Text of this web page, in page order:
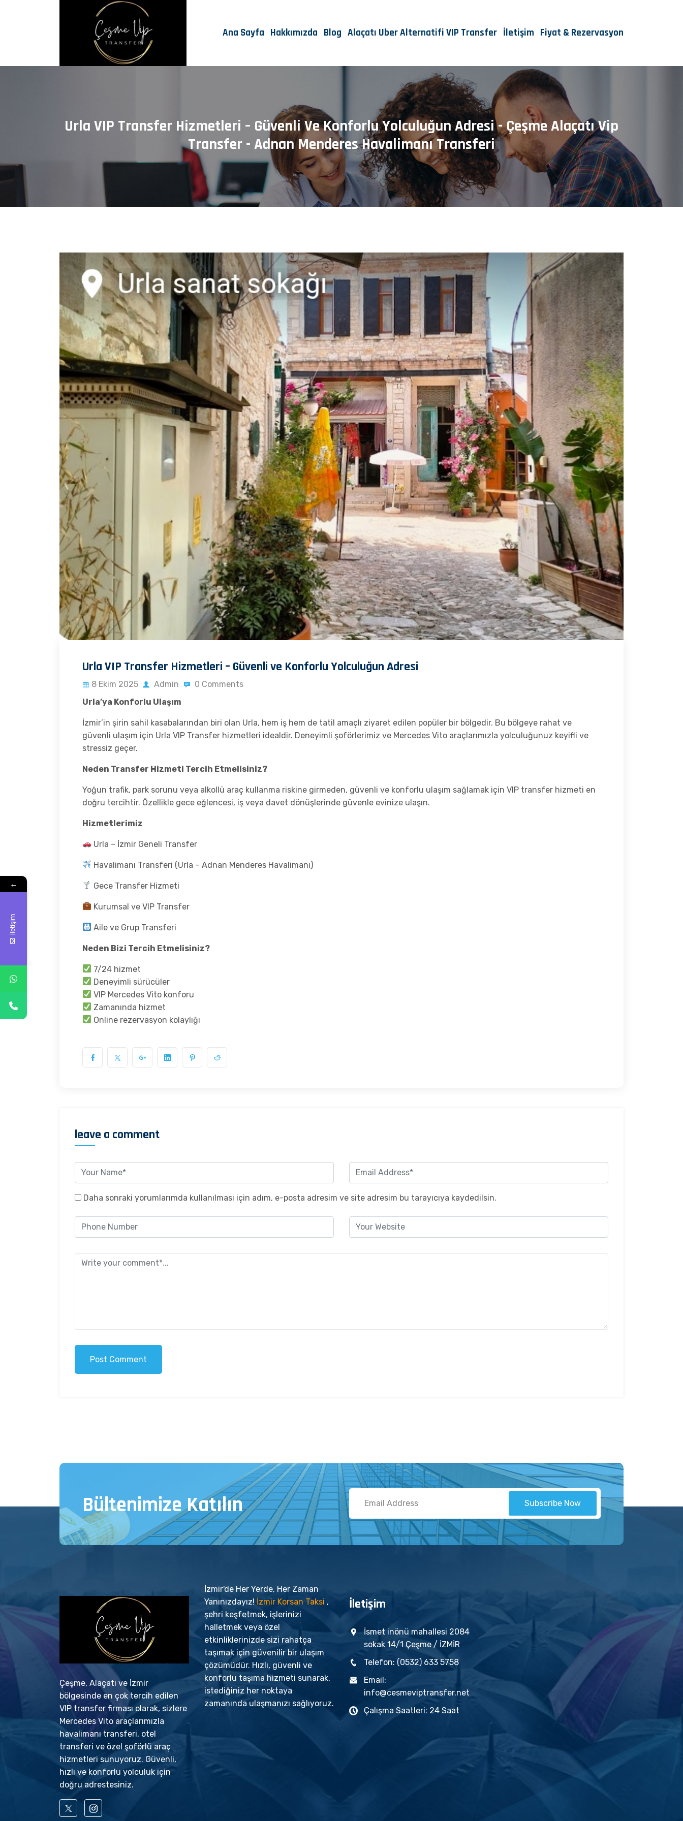
Ana Sayfa Hakkımızda Blog Alaçatı Uber Alternatifi VIP Transfer İletişim Fiyat & Rezervasyon
Urla VIP Transfer Hizmetleri – Güvenli Ve Konforlu Yolculuğun Adresi - Çeşme Alaçatı Vip
Transfer - Adnan Menderes Havalimanı Transferi
Urla VIP Transfer Hizmetleri – Güvenli ve Konforlu Yolculuğun Adresi
8 Ekim 2025 Admin
0 Comments
Urla’ya Konforlu Ulaşım
İzmir’in şirin sahil kasabalarından biri olan Urla, hem iş hem de tatil amaçlı ziyaret edilen popüler bir bölgedir. Bu bölgeye rahat ve
güvenli ulaşım için Urla VIP Transfer hizmetleri idealdir. Deneyimli şoförlerimiz ve Mercedes Vito araçlarımızla yolculuğunuz keyifli ve
stressiz geçer.
Neden Transfer Hizmeti Tercih Etmelisiniz?
Yoğun trafik, park sorunu veya alkollü araç kullanma riskine girmeden, güvenli ve konforlu ulaşım sağlamak için VIP transfer hizmeti en
doğru tercihtir. Özellikle gece eğlencesi, iş veya davet dönüşlerinde güvenle evinize ulaşın.
Hizmetlerimiz
Urla – İzmir Geneli Transfer
Havalimanı Transferi (Urla – Adnan Menderes Havalimanı)
Gece Transfer Hizmeti
Kurumsal ve VIP Transfer
Aile ve Grup Transferi
Neden Bizi Tercih Etmelisiniz?
7/24 hizmet
Deneyimli sürücüler
VIP Mercedes Vito konforu
Zamanında hizmet
Online rezervasyon kolaylığı
leave a comment
Daha sonraki yorumlarımda kullanılması için adım, e-posta adresim ve site adresim bu tarayıcıya kaydedilsin.
Post Comment
Bültenimize Katılın Subscribe Now
Çeşme, Alaçatı ve İzmir
bölgesinde en çok tercih edilen
VIP transfer firması olarak, sizlere
Mercedes Vito araçlarımızla
havalimanı transferi, otel
transferi ve özel şoförlü araç
hizmetleri sunuyoruz. Güvenli,
hızlı ve konforlu yolculuk için
doğru adrestesiniz.
İzmir'de Her Yerde, Her Zaman
Yanınızdayız! İzmir Korsan Taksi ,
şehri keşfetmek, işlerinizi
halletmek veya özel
etkinliklerinizde sizi rahatça
taşımak için güvenilir bir ulaşım
çözümüdür. Hızlı, güvenli ve
konforlu taşıma hizmeti sunarak,
istediğiniz her noktaya
zamanında ulaşmanızı sağlıyoruz.
İletişim
İsmet inönü mahallesi 2084
sokak 14/1 Çeşme / İZMİR
Telefon: (0532) 633 5758
Email:
info@cesmeviptransfer.net
Çalışma Saatleri: 24 Saat
←
İletişim